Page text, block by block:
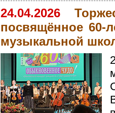
24.04.2026
посвящённое 60-
музыкальной